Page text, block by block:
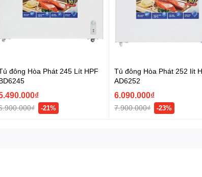
đông Hòa Phát 245 Lít HPF
-21%
Tủ đông Hòa Phát 252 lít
AD6252
6.090.000₫
7.900.000₫ -23%